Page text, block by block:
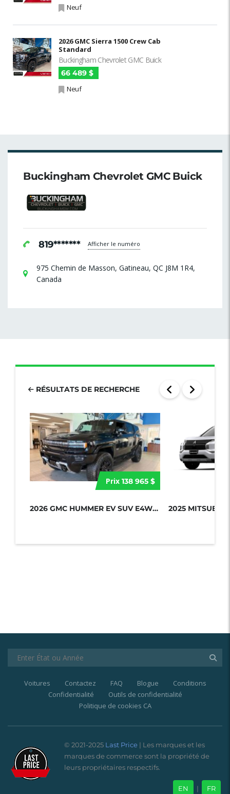
Neuf
2026 GMC Sierra 1500 Crew Cab
Standard
Buckingham Chevrolet GMC Buick
66 489 $
Neuf
Buckingham Chevrolet GMC Buick
819******* Afficher le numéro
975 Chemin de Masson, Gatineau, QC J8M 1R4,
Canada
RÉSULTATS DE RECHERCHE
Prix 138 965 $
2026 GMC HUMMER EV SUV E4WD 4DR 2X...
Voitures Contactez FAQ Blogue
Conditions
Confidentialité
Outils de confidentialité
Politique de cookies CA
© 2021-2025 Last Price | Les marques et les
marques de commerce sont la propriété de
leurs propriétaires respectifs.
EN | FR